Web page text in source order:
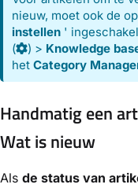
nieuw, moet ook de
instellen '
(
) > Knowledge
hetCategory
Handmatig een
Wat is nieuw
Als de status van